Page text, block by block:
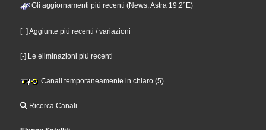
Gli aggiornamenti più recenti (News, Astra 19,2°E)
[+] Aggiunte più recenti / variazioni
[-] Le eliminazioni più recenti
Canali temporaneamente in chiaro (5)
Ricerca Canali